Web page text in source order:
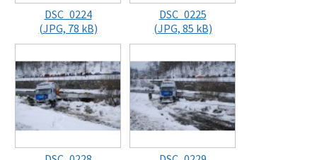
DSC_0224
(JPG, 78 kB)
DSC_0225
(JPG, 85 kB)